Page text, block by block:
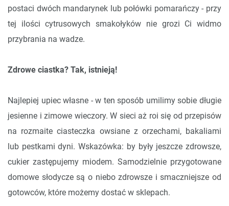
postaci dwóch mandarynek lub połówki pomarańczy - przy
tej ilości cytrusowych smakołyków nie grozi Ci widmo
przybrania na wadze.
Zdrowe ciastka? Tak, istnieją!
Najlepiej upiec własne - w ten sposób umilimy sobie długie
jesienne i zimowe wieczory. W sieci aż roi się od przepisów
na rozmaite ciasteczka owsiane z orzechami, bakaliami
lub pestkami dyni. Wskazówka: by były jeszcze zdrowsze,
cukier zastępujemy miodem. Samodzielnie przygotowane
domowe słodycze są o niebo zdrowsze i smaczniejsze od
gotowców, które możemy dostać w sklepach.